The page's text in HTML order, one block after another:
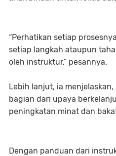
“Perhatikan setiap
setiap langkah ataupun
oleh instruktur,” pesannya.
Lebih lanjut, ia
bagian dari upaya
peningkatan minat dan
Dengan panduan dari